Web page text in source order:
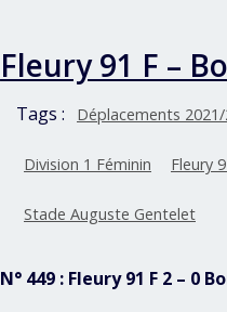
Fleury 91 F –
Tags : Déplacements
Division 1 Féminin Fleury
Stade Auguste Gentelet
N° 449 : Fleury 91 F 2 – 0